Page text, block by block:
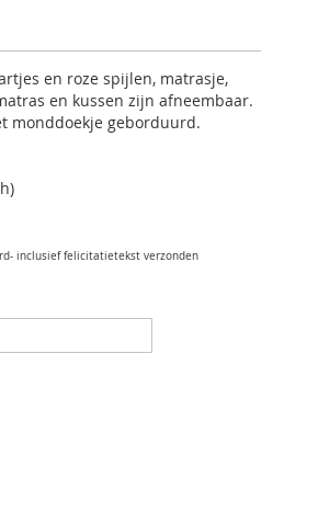
en roze spijlen, matrasje,
en kussen zijn afneembaar.
monddoekje geborduurd.
inclusief felicitatietekst verzonden